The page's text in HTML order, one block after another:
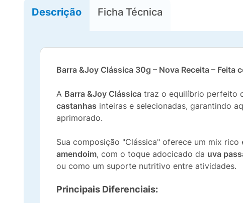
Descrição Ficha Técnica
Barra &Joy Clássica 30g – Nova Receita – Feita
A Barra &Joy Clássica traz o equilíbrio perfeito
castanhas inteiras e selecionadas, garantindo
aprimorado.
Sua composição "Clássica" oferece um mix
amendoim, com o toque adocicado da uva
ou como um suporte nutritivo entre atividades.
Principais Diferenciais: